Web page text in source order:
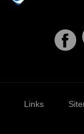
Links